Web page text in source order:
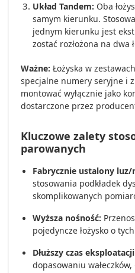
Układ Tandem: Oba
samym kierunku.
jednym kierunku jest
zostać rozłożona na dwa
Ważne: Łożyska w
specjalne numery seryjne i
montować wyłącznie jako
dostarczone przez
Kluczowe zalety
parowanych
Fabrycznie ustalony luz/
stosowania podkładek
skomplikowanych
Wyższa nośność:
pojedyncze łożysko o
Dłuższy czas
dopasowaniu